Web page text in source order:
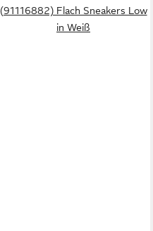
(91116882) Flach Sneakers Low
in Weiß